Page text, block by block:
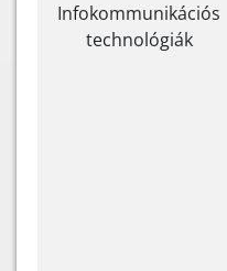
Infokommunikációs
technológiák